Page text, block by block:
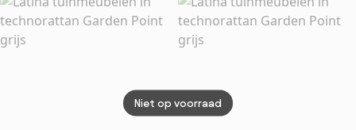
Niet op voorraad